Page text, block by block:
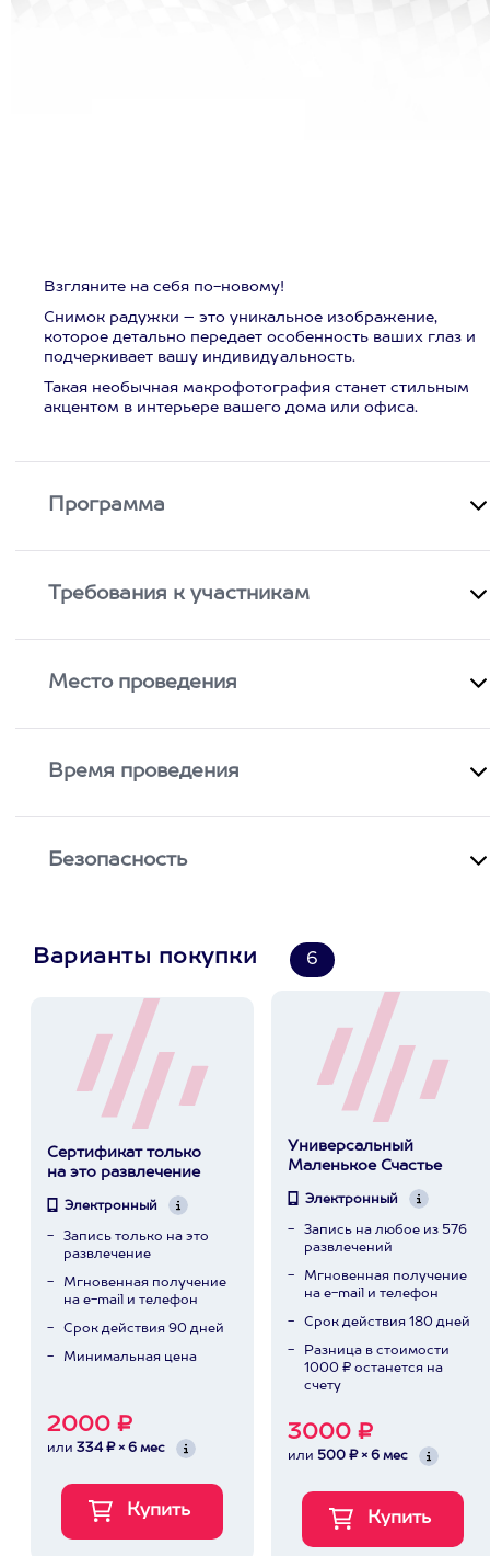
Взгляните на себя по-новому!
Снимок радужки – это уникальное изображение,
которое детально передает особенность ваших глаз и
подчеркивает вашу индивидуальность.
Такая необычная макрофотография станет стильным
акцентом в интерьере вашего дома или офиса.
Программа
Требования к участникам
Место проведения
Время проведения
Безопасность
Варианты покупки 6
Сертификат только
на это развлечение
Электронный
Запись только на это
развлечение
Мгновенная получение
на e-mail и телефон
Срок действия 90 дней
Минимальная цена
2000 ₽
или 334 ₽ × 6 мес
Универсальный
Маленькое Счастье
Электронный
Запись на любое из 576
развлечений
Мгновенная получение
на e-mail и телефон
Срок действия 180 дней
Разница в стоимости
1000 ₽ останется на
счету
3000 ₽
или 500 ₽ × 6 мес